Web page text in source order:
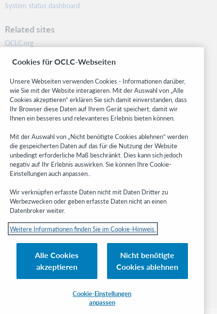
System status dashboard
Related sites
OCLC.org
Community
Research
WebJunction
Developer Network
Stay in the know.
Get the latest product updates, research, events, and much more—
right to your inbox.
Subscribe now
© 2023 OCLC
OCLC, Inc. und verbundenen Unternehmen
Cookie-Hinweis Cookie list and settings
Privacy policy
Cookies für OCLC-Webseiten
Unsere Webseiten verwenden Cookies - Informationen darüber,
wie Sie mit der Website interagieren. Mit der Auswahl von „Alle
Cookies akzeptieren“ erklären Sie sich damit einverstanden, dass
Ihr Browser diese Daten auf Ihrem Gerät speichert, damit wir
Ihnen ein besseres und relevanteres Erlebnis bieten können.
Mit der Auswahl von „Nicht benötigte Cookies ablehnen“ werden
die gespeicherten Daten auf das für die Nutzung der Website
unbedingt erforderliche Maß beschränkt. Dies kann sich jedoch
negativ auf Ihr Erlebnis auswirken. Sie können Ihre Cookie-
Einstellungen auch anpassen..
Wir verknüpfen erfasste Daten nicht mit Daten Dritter zu
Werbezwecken oder geben erfasste Daten nicht an einen
Datenbroker weiter.
Weitere Informationen finden Sie im Cookie-Hinweis.
Alle Cookies
akzeptieren
Nicht benötigte
Cookies ablehnen
Cookie-Einstellungen
anpassen